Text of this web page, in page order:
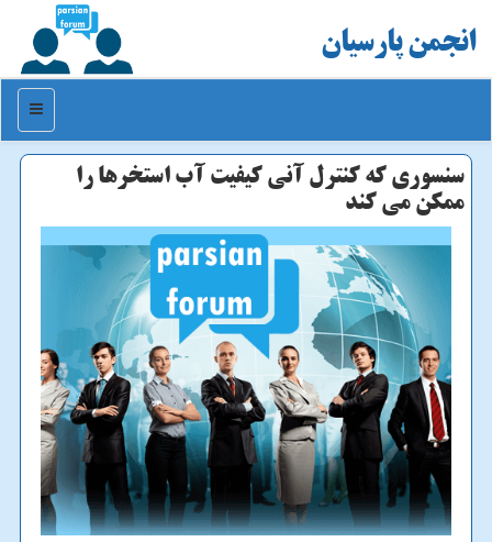
انجمن پارسیان
منو
سنسوری كه كنترل آنی كیفیت آب استخرها را
ممكن می كند